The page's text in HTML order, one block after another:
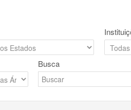
Busca